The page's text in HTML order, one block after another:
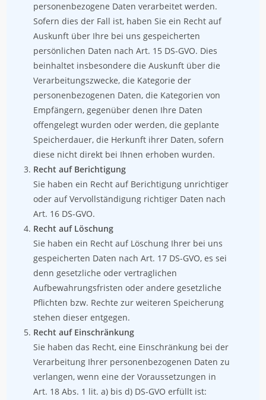
personenbezogene Daten verarbeitet werden.
Sofern dies der Fall ist, haben Sie ein Recht auf
Auskunft über Ihre bei uns gespeicherten
persönlichen Daten nach Art. 15 DS-GVO. Dies
beinhaltet insbesondere die Auskunft über die
Verarbeitungszwecke, die Kategorie der
personenbezogenen Daten, die Kategorien von
Empfängern, gegenüber denen Ihre Daten
offengelegt wurden oder werden, die geplante
Speicherdauer, die Herkunft ihrer Daten, sofern
diese nicht direkt bei Ihnen erhoben wurden.
Recht auf Berichtigung
Sie haben ein Recht auf Berichtigung unrichtiger
oder auf Vervollständigung richtiger Daten nach
Art. 16 DS-GVO.
Recht auf Löschung
Sie haben ein Recht auf Löschung Ihrer bei uns
gespeicherten Daten nach Art. 17 DS-GVO, es sei
denn gesetzliche oder vertraglichen
Aufbewahrungsfristen oder andere gesetzliche
Pflichten bzw. Rechte zur weiteren Speicherung
stehen dieser entgegen.
Recht auf Einschränkung
Sie haben das Recht, eine Einschränkung bei der
Verarbeitung Ihrer personenbezogenen Daten zu
verlangen, wenn eine der Voraussetzungen in
Art. 18 Abs. 1 lit. a) bis d) DS-GVO erfüllt ist: